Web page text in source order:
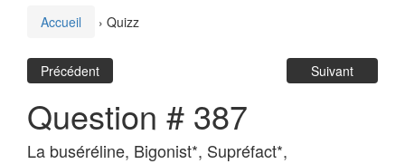
Accueil › Quizz
Précédent Suivant
Question # 387
La buséréline, Bigonist*, Supréfact*,